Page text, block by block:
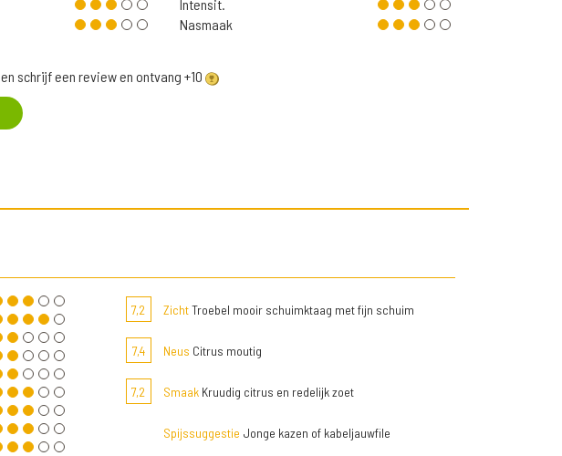
Intensit.
Nasmaak
en schrijf een review en ontvang +10
7,2 ZichtTroebel mooir schuimktaag met fijn schuim
7,4 Neus Citrus moutig
7,2 SmaakKruudig citrus en redelijk zoet
Spijssuggestie Jonge kazen of kabeljauwfile